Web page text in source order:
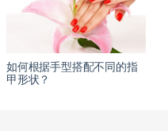
如何根据手型搭配不同的指
甲形状？